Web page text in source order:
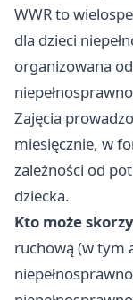
WWR to
dla dzieci
organizowana
Zajęcia
miesięcznie, w
zależności od
dziecka.
Kto może
ruchową (w tym